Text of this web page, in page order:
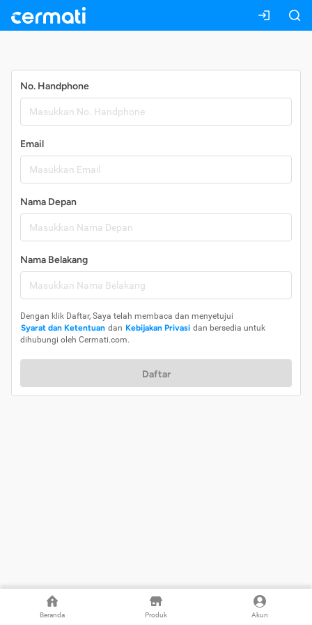
Beranda Produk Akun
No. Handphone
Email
Nama Depan
Nama Belakang
Dengan klik Daftar, Saya telah membaca dan menyetujui
Syarat dan Ketentuan dan Kebijakan Privasi dan bersedia untuk
dihubungi oleh Cermati.com.
Daftar